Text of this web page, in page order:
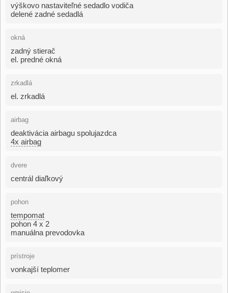
výškovo nastaviteľné sedadlo vodiča
delené zadné sedadlá
okná
zadný stierač
el. predné okná
zrkadlá
el. zrkadlá
airbag
deaktivácia airbagu spolujazdca
4x airbag
dvere
centrál diaľkový
pohon
tempomat
pohon 4 x 2
manuálna prevodovka
prístroje
vonkajší teplomer